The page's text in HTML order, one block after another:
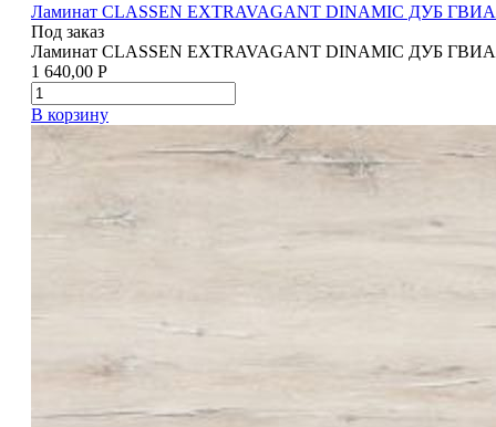
Ламинат CLASSEN EXTRAVAGANT DINAMIC ДУБ
Под заказ
Ламинат CLASSEN EXTRAVAGANT DINAMIC ДУБ
1 640,00 Р
В корзину